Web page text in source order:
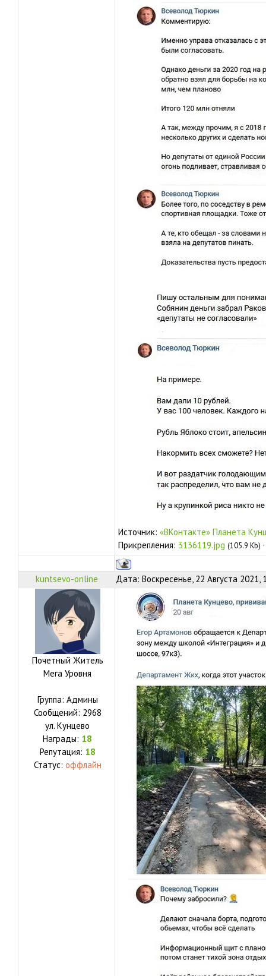
Источник: «ВКонтакте» Планета
Прикрепления: 3136119.jpg (105.9 Kb)
kuntsevo-online Дата: Воскресенье, 22 Августа
Почетный Житель
Мега Уровня
Группа: Админы
Сообщений: 2968
ул. Кунцево
Награды: 18
Репутация: 18
Статус: оффлайн